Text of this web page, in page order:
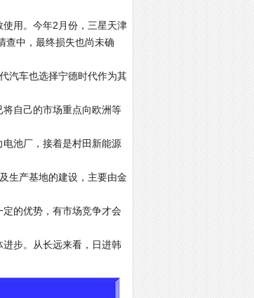
用。今年2月份，三星天津
查中，最终损失也尚未确
汽车也选择宁德时代作为其
自己的市场重点向欧洲等
池厂，接着是村田新能源
生产基地的建设，主要由金
的优势，有市场竞争才会
步。从长远来看，日进韩